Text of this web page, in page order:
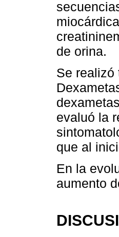
de orina.
Se realizó
evaluó la
que al
En la
aumento